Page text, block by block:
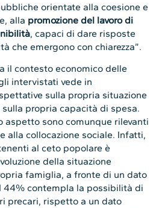
orientate alla coesione e
alla promozione del lavoro di
, capaci di dare risposte
che emergono con chiarezza”.
il contesto economico delle
intervistati vede in
sulla propria situazione
sulla propria capacità di spesa.
aspetto sono comunque rilevanti
alla collocazione sociale. Infatti,
al ceto popolare è
della situazione
famiglia, a fronte di un dato
44% contempla la possibilità di
precari, rispetto a un dato